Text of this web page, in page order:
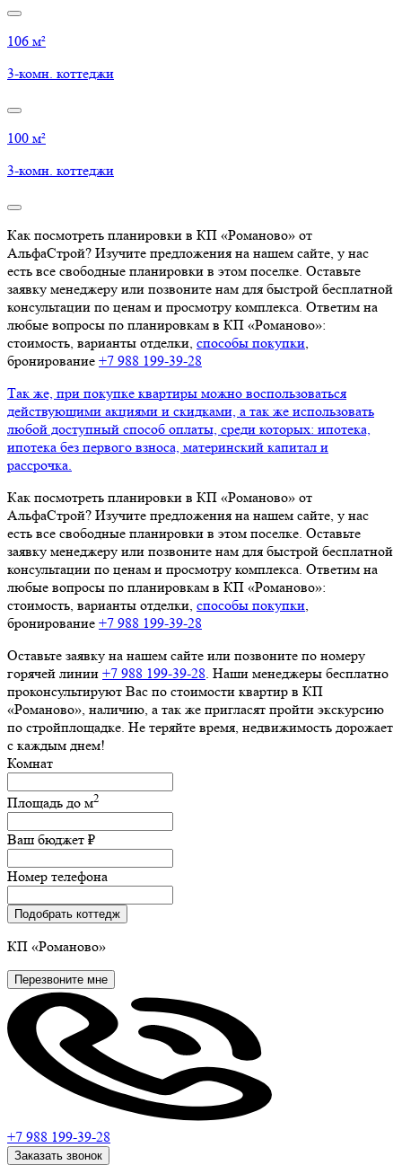
106 м²
3-комн. коттеджи
100 м²
3-комн. коттеджи
Как посмотреть планировки в КП «Романово» от
АльфаСтрой? Изучите предложения на нашем сайте, у нас
есть все свободные планировки в этом поселке. Оставьте
заявку менеджеру или позвоните нам для быстрой бесплатной
консультации по ценам и просмотру комплекса. Ответим на
любые вопросы по планировкам в КП «Романово»:
стоимость, варианты отделки, способы покупки,
бронирование +7 988 199‑39‑28
Так же, при покупке квартиры можно воспользоваться
действующими акциями и скидками, а так же использовать
любой доступный способ оплаты, среди которых: ипотека,
ипотека без первого взноса, материнский капитал и
рассрочка.
Как посмотреть планировки в КП «Романово» от
АльфаСтрой? Изучите предложения на нашем сайте, у нас
есть все свободные планировки в этом поселке. Оставьте
заявку менеджеру или позвоните нам для быстрой бесплатной
консультации по ценам и просмотру комплекса. Ответим на
любые вопросы по планировкам в КП «Романово»:
стоимость, варианты отделки, способы покупки,
бронирование +7 988 199‑39‑28
Оставьте заявку на нашем сайте или позвоните по номеру
горячей линии +7 988 199‑39‑28. Наши менеджеры бесплатно
проконсультируют Вас по стоимости квартир в КП
«Романово», наличию, а так же пригласят пройти экскурсию
по стройплощадке. Не теряйте время, недвижимость дорожает
с каждым днем!
Комнат
Площадь до м2
Ваш бюджет ₽
Номер телефона
Подобрать коттедж
КП «Романово»
Перезвоните мне
+7 988 199-39-28
Заказать звонок